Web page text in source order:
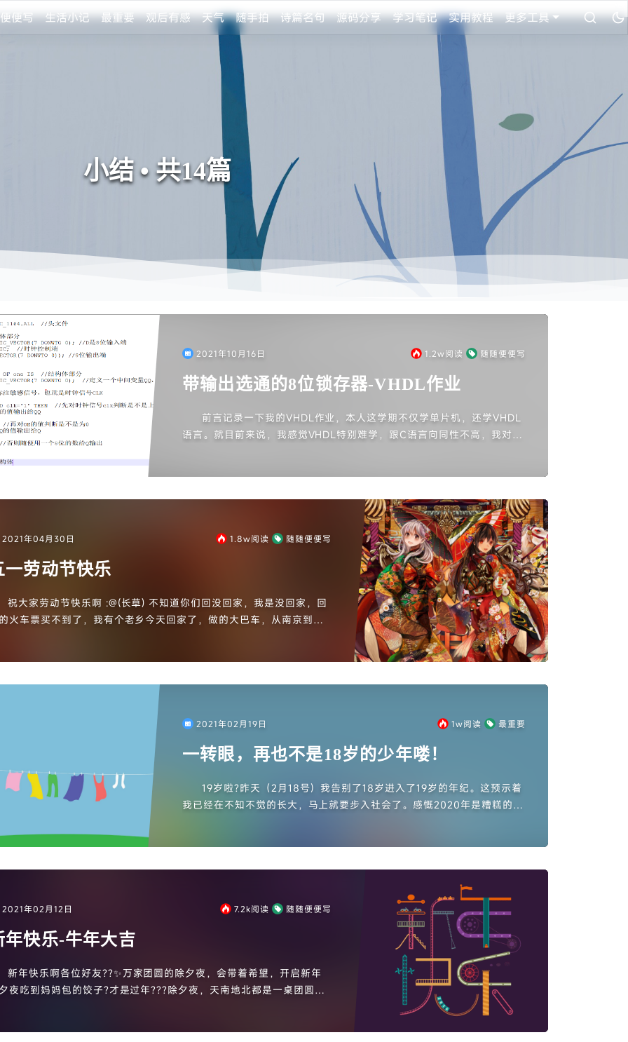
便写 生活小记 最重要 观后有感 天气 随手拍 诗篇名句 源码分享 学习笔记 实用教程 更多工具
小结 • 共14篇
2021年10月16日 1.2w阅读 随随便便写
带输出选通的8位锁存器-VHDL作业
前言记录一下我的VHDL作业，本人这学期不仅学单片机，还学VHDL
语言。就目前来说，我感觉VHDL特别难学，跟C语言向同性不高，我对V
2021年04月30日 1.8w阅读 随随便便写
一劳动节快乐
祝大家劳动节快乐啊 :@(长草) 不知道你们回没回家，我是没回家，回
火车票买不到了，我有个老乡今天回家了，做的大巴车，从南京到徐
2021年02月19日 1w阅读 最重要
一转眼，再也不是18岁的少年喽！
19岁啦?昨天（2月18号）我告别了18岁进入了19岁的年纪。这预示着
我已经在不知不觉的长大，马上就要步入社会了。感慨2020年是糟糕的一
2021年02月12日 7.2k阅读 随随便便写
年快乐-牛年大吉
新年快乐啊各位好友??✨万家团圆的除夕夜，会带着希望，开启新年
夜吃到妈妈包的饺子?才是过年???除夕夜，天南地北都是一桌团圆的